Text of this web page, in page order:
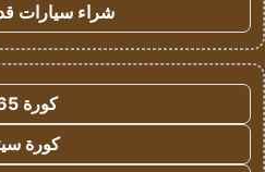
شراء سيارات
كورة 365
كورة